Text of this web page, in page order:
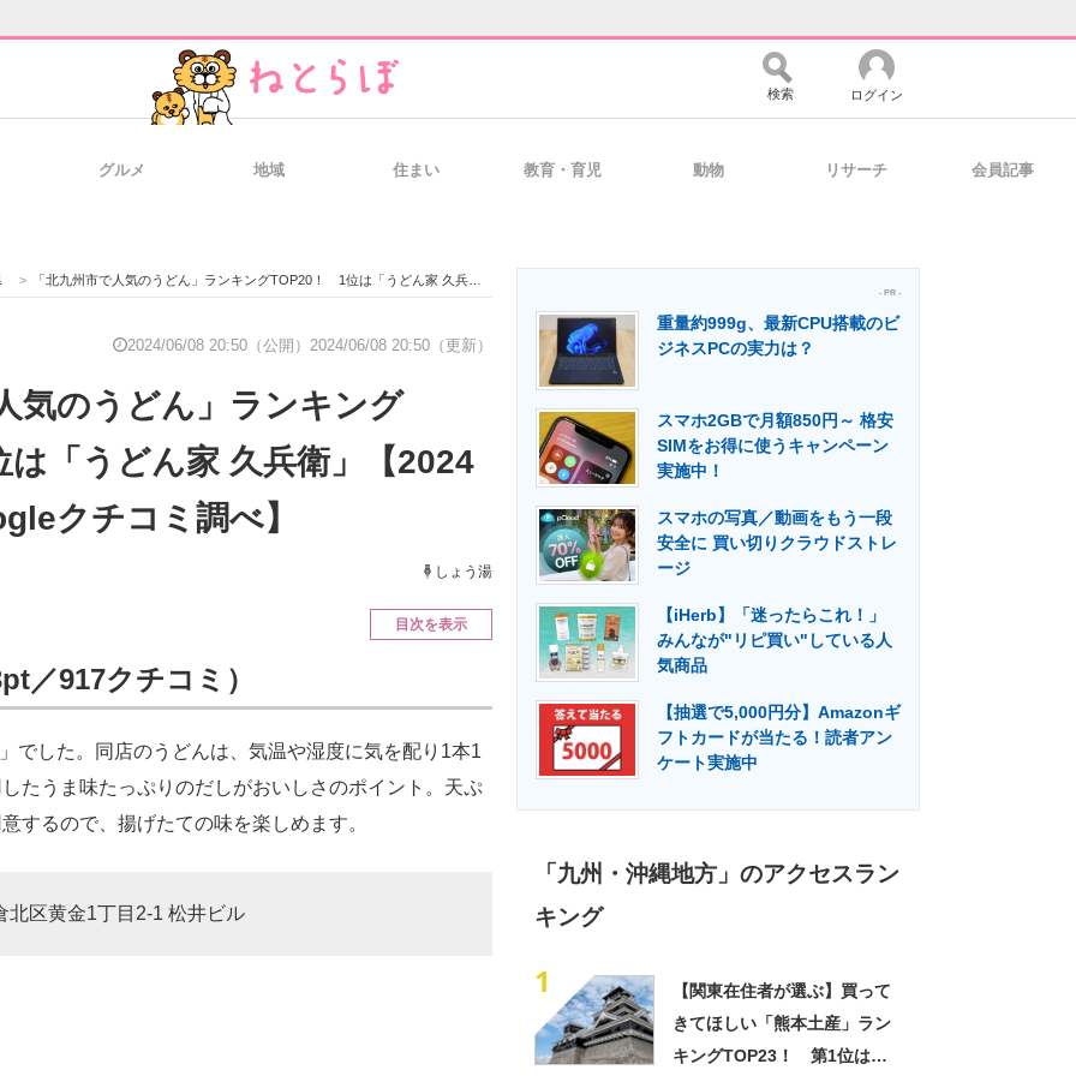
経営リーダーのコミュニティ マーケ×ITの今がよく分かる
IT製品の技術・比較・事例 製造業のIT導入・活用を支援
エネルギーの専門メディア 建設×テクノロジーの最前線
検索 ログイン
グルメ 地域 住まい 教育・育児 動物 リサーチ 会員記事
> 「北九州市で人気のうどん」ランキングTOP20！ 1位は「うどん家 久兵衛」【2024年6月版／Googleクチコミ調べ】
2024/06/08 20:50（公開） 2024/06/08 20:50（更新）
気のうどん」ランキング
「うどん家 久兵衛」【2024
クチコミ調べ】
しょう湯
目次を表示
／917クチコミ）
した。同店のうどんは、気温や湿度に気を配り1本1
たうま味たっぷりのだしがおいしさのポイント。天ぷ
するので、揚げたての味を楽しめます。
北区黄金1丁目2-1 松井ビル
- PR -
重量約999g、最新CPU搭載のビ
ジネスPCの実力は？
スマホ2GBで月額850円～ 格安
SIMをお得に使うキャンペーン
実施中！
スマホの写真／動画をもう一段
安全に 買い切りクラウドストレ
ージ
【iHerb】「迷ったらこれ！」
みんなが"リピ買い"している人
気商品
【抽選で5,000円分】Amazonギ
フトカードが当たる！読者アン
ケート実施中
「九州・沖縄地方」のアクセスラン
キング
1
【関東在住者が選ぶ】買って
きてほしい「熊本土産」ラン
キングTOP23！ 第1位は